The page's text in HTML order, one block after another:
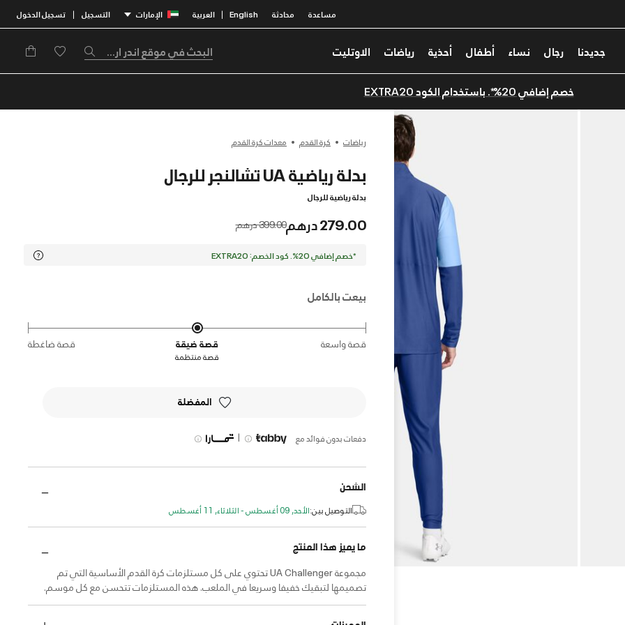
مساعدة محادثة English
| العربية الإمارات التسجيل | تسجيل الدخول
جديدنا رجال نساء أطفال أحذية رياضات الاوتليت
خصم إضافي 20%*. باستخدام الكود EXTRA20
رياضات كرة القدم معدات كرة القدم
بدلة رياضية UA تشالنجر للرجال
بدلة رياضية للرجال
279.00 درهم Price reduced from
399.00 درهم to
*خصم إضافي 20%. كود الخصم: EXTRA20
بيعت بالكامل
قصة واسعة قصة ضيقة قصة ضاغطة
قصة منتظمة
المفضلة
دفعات بدون فوائد مع |
الشحن
التوصيل بين:الأحد, 09 أغسطس - الثلاثاء, 11 أغسطس
ما يميز هذا المنتج
مجموعة UA Challenger تحتوي على كل مستلزمات كرة القدم الأساسية التي تم
تصميمها لتبقيك خفيفا وسريعا في الملعب. هذه المستلزمات تتحسن مع كل موسم.